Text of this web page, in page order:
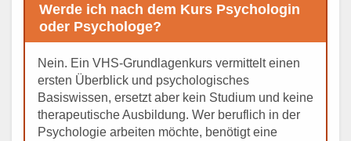
Werde ich nach dem Kurs Psychologin
oder Psychologe?
Nein. Ein VHS-Grundlagenkurs vermittelt einen
ersten Überblick und psychologisches
Basiswissen, ersetzt aber kein Studium und keine
therapeutische Ausbildung. Wer beruflich in der
Psychologie arbeiten möchte, benötigt eine